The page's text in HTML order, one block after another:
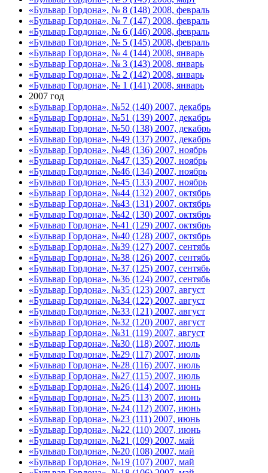
«Бульвар Гордона», № 8 (148) 2008, февраль
«Бульвар Гордона», № 7 (147) 2008, февраль
«Бульвар Гордона», № 6 (146) 2008, февраль
«Бульвар Гордона», № 5 (145) 2008, февраль
«Бульвар Гордона», № 4 (144) 2008, январь
«Бульвар Гордона», № 3 (143) 2008, январь
«Бульвар Гордона», № 2 (142) 2008, январь
«Бульвар Гордона», № 1 (141) 2008, январь
2007 год
«Бульвар Гордона», №52 (140) 2007, декабрь
«Бульвар Гордона», №51 (139) 2007, декабрь
«Бульвар Гордона», №50 (138) 2007, декабрь
«Бульвар Гордона», №49 (137) 2007, декабрь
«Бульвар Гордона», №48 (136) 2007, ноябрь
«Бульвар Гордона», №47 (135) 2007, ноябрь
«Бульвар Гордона», №46 (134) 2007, ноябрь
«Бульвар Гордона», №45 (133) 2007, ноябрь
«Бульвар Гордона», №44 (132) 2007, октябрь
«Бульвар Гордона», №43 (131) 2007, октябрь
«Бульвар Гордона», №42 (130) 2007, октябрь
«Бульвар Гордона», №41 (129) 2007, октябрь
«Бульвар Гордона», №40 (128) 2007, октябрь
«Бульвар Гордона», №39 (127) 2007, сентябь
«Бульвар Гордона», №38 (126) 2007, сентябь
«Бульвар Гордона», №37 (125) 2007, сентябь
«Бульвар Гордона», №36 (124) 2007, сентябь
«Бульвар Гордона», №35 (123) 2007, август
«Бульвар Гордона», №34 (122) 2007, август
«Бульвар Гордона», №33 (121) 2007, август
«Бульвар Гордона», №32 (120) 2007, август
«Бульвар Гордона», №31 (119) 2007, август
«Бульвар Гордона», №30 (118) 2007, июль
«Бульвар Гордона», №29 (117) 2007, июль
«Бульвар Гордона», №28 (116) 2007, июль
«Бульвар Гордона», №27 (115) 2007, июль
«Бульвар Гордона», №26 (114) 2007, июнь
«Бульвар Гордона», №25 (113) 2007, июнь
«Бульвар Гордона», №24 (112) 2007, июнь
«Бульвар Гордона», №23 (111) 2007, июнь
«Бульвар Гордона», №22 (110) 2007, июнь
«Бульвар Гордона», №21 (109) 2007, май
«Бульвар Гордона», №20 (108) 2007, май
«Бульвар Гордона», №19 (107) 2007, май